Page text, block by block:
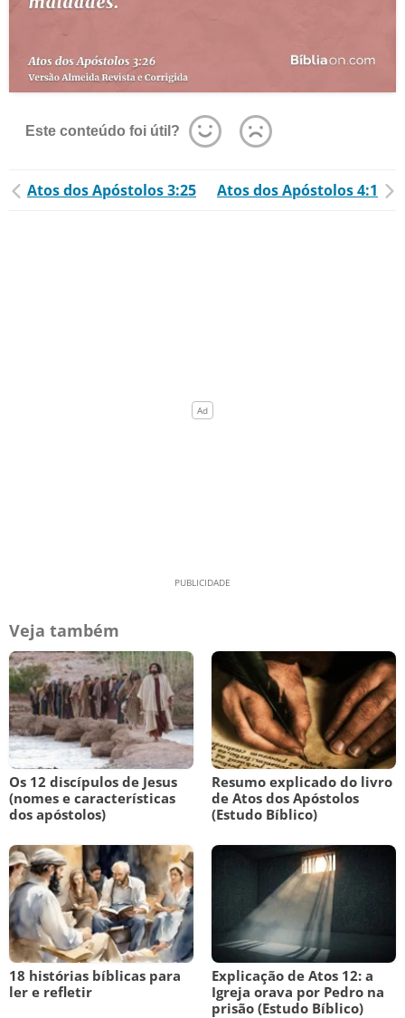
Este conteúdo foi útil?
Atos dos Apóstolos 3:25 Atos dos Apóstolos 4:1
Veja também
Os 12 discípulos de Jesus
(nomes e características
dos apóstolos)
Resumo explicado do livro
de Atos dos Apóstolos
(Estudo Bíblico)
18 histórias bíblicas para
ler e refletir
Explicação de Atos 12: a
Igreja orava por Pedro na
prisão (Estudo Bíblico)